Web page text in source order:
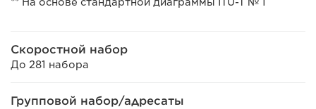
Скоростной набор
До 281 набора
Групповой набор/адресаты